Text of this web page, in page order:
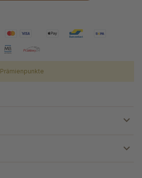
Prämienpunkte